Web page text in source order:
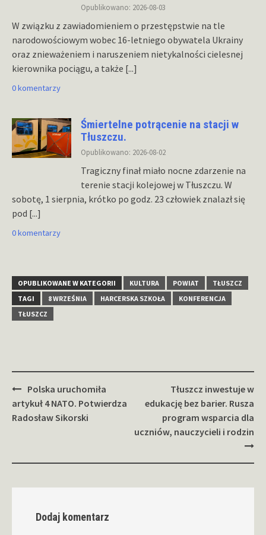
Opublikowano: 2026-08-03
W związku z zawiadomieniem o przestępstwie na tle
narodowościowym wobec 16-letniego obywatela Ukrainy
oraz znieważeniem i naruszeniem nietykalności cielesnej
kierownika pociągu, a także [...]
0 komentarzy
Śmiertelne potrącenie na stacji w
Tłuszczu.
Opublikowano: 2026-08-02
Tragiczny finał miało nocne zdarzenie na
terenie stacji kolejowej w Tłuszczu. W
sobotę, 1 sierpnia, krótko po godz. 23 człowiek znalazł się
pod [...]
0 komentarzy
OPUBLIKOWANE W KATEGORII KULTURA POWIAT
TŁUSZCZ
TAGI
8 WRZEŚNIA HARCERSKA SZKOŁA
KONFERENCJA
TŁUSZCZ
Zobacz
wpisy
Polska uruchomiła
artykuł 4 NATO. Potwierdza
Radosław Sikorski
Tłuszcz inwestuje w
edukację bez barier. Rusza
program wsparcia dla
uczniów, nauczycieli i rodzin
Dodaj komentarz